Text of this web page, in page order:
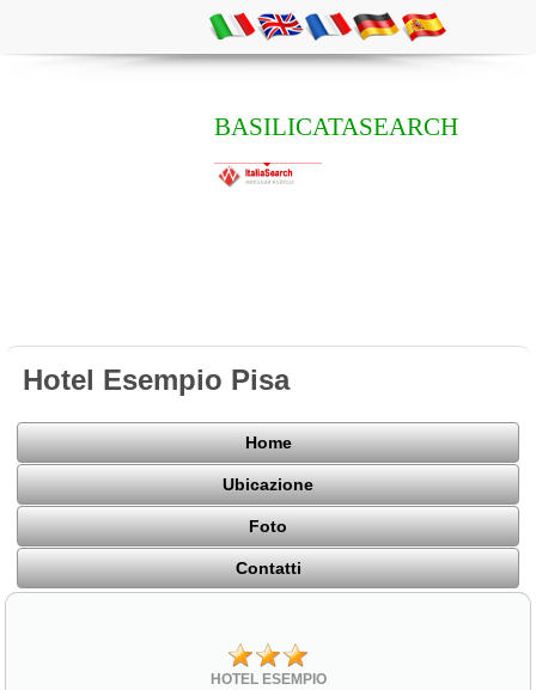
BASILICATASEARCH
Hotel Esempio Pisa
Home
Ubicazione
Foto
Contatti
HOTEL ESEMPIO